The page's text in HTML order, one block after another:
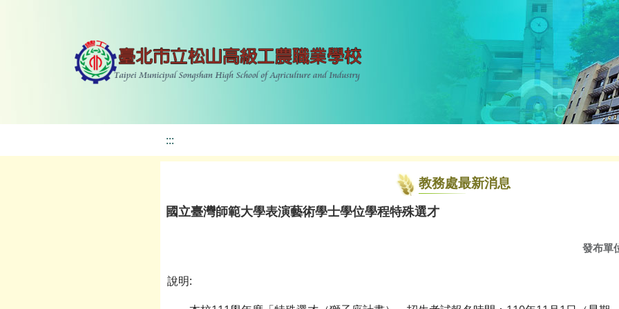
:::
教務處最新消息
國立臺灣師範大學表演藝術學士學位學程特殊選才
發布單
說明: